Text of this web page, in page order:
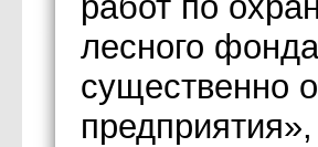
лесного
существенно